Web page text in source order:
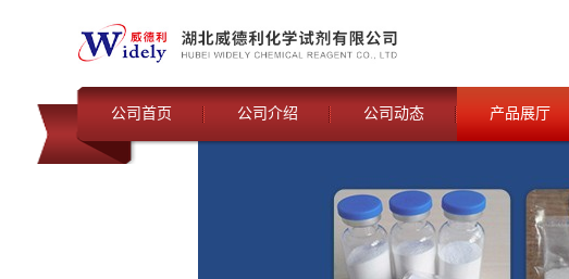
公司首页 公司介绍 公司动态 产品展厅